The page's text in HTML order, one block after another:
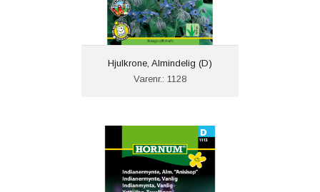
Hjulkrone, Almindelig (D)
Varenr.: 1128